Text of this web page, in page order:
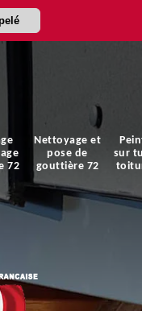
72
Nettoyage et
pose de
gouttière 72
sur